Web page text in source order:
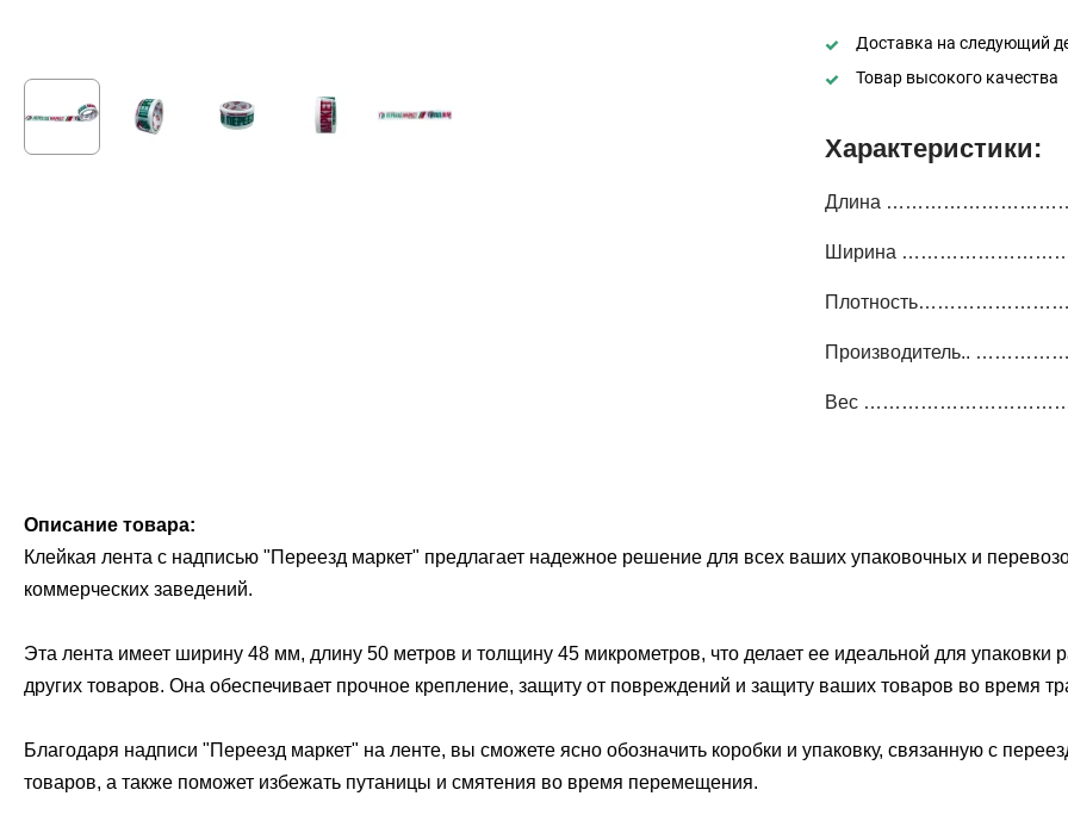
Доставка на следующий
Товар высокого качества
Характеристики:
Длина
Ширина
Производитель..
Вес
Описание товара:
Клейкая лента с надписью "Переезд маркет" предлагает надежное решение для всех ваших упаковочных и
коммерческих заведений.
Эта лента имеет ширину 48 мм, длину 50 метров и толщину 45 микрометров, что делает ее идеальной для упаковки
других товаров. Она обеспечивает прочное крепление, защиту от повреждений и защиту ваших товаров во время
Благодаря надписи "Переезд маркет" на ленте, вы сможете ясно обозначить коробки и упаковку, связанную с
товаров, а также поможет избежать путаницы и смятения во время перемещения.